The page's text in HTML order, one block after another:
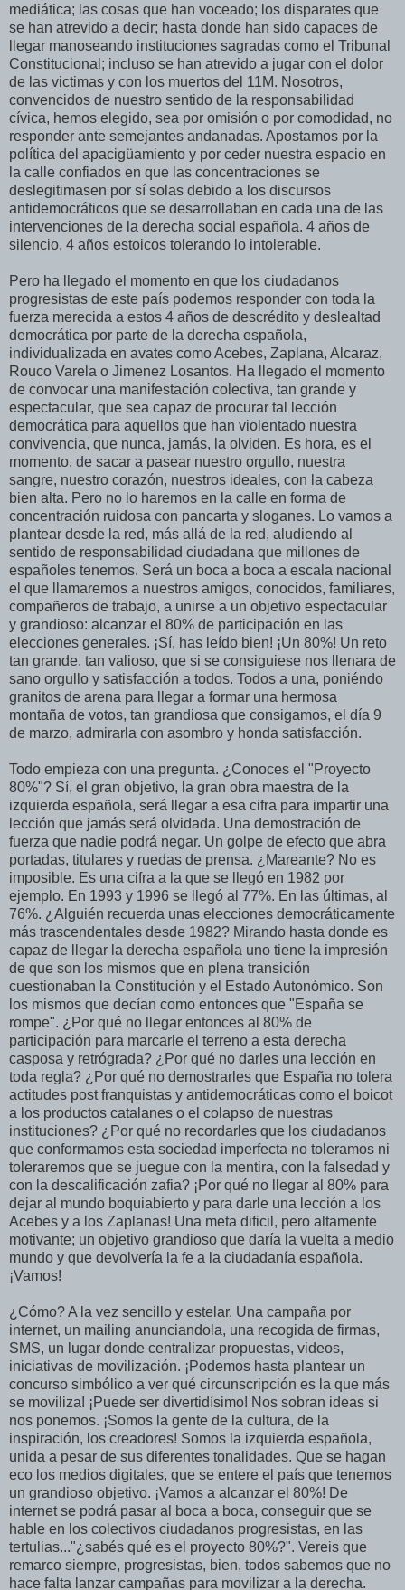
mediática; las cosas que han voceado; los disparates que
se han atrevido a decir; hasta donde han sido capaces de
llegar manoseando instituciones sagradas como el Tribunal
Constitucional; incluso se han atrevido a jugar con el dolor
de las victimas y con los muertos del 11M. Nosotros,
convencidos de nuestro sentido de la responsabilidad
cívica, hemos elegido, sea por omisión o por comodidad, no
responder ante semejantes andanadas. Apostamos por la
política del apacigüamiento y por ceder nuestra espacio en
la calle confiados en que las concentraciones se
deslegitimasen por sí solas debido a los discursos
antidemocráticos que se desarrollaban en cada una de las
intervenciones de la derecha social española. 4 años de
silencio, 4 años estoicos tolerando lo intolerable.
Pero ha llegado el momento en que los ciudadanos
progresistas de este país podemos responder con toda la
fuerza merecida a estos 4 años de descrédito y deslealtad
democrática por parte de la derecha española,
individualizada en avates como Acebes, Zaplana, Alcaraz,
Rouco Varela o Jimenez Losantos. Ha llegado el momento
de convocar una manifestación colectiva, tan grande y
espectacular, que sea capaz de procurar tal lección
democrática para aquellos que han violentado nuestra
convivencia, que nunca, jamás, la olviden. Es hora, es el
momento, de sacar a pasear nuestro orgullo, nuestra
sangre, nuestro corazón, nuestros ideales, con la cabeza
bien alta. Pero no lo haremos en la calle en forma de
concentración ruidosa con pancarta y sloganes. Lo vamos a
plantear desde la red, más allá de la red, aludiendo al
sentido de responsabilidad ciudadana que millones de
españoles tenemos. Será un boca a boca a escala nacional
el que llamaremos a nuestros amigos, conocidos, familiares,
compañeros de trabajo, a unirse a un objetivo espectacular
y grandioso: alcanzar el 80% de participación en las
elecciones generales. ¡Sí, has leído bien! ¡Un 80%! Un reto
tan grande, tan valioso, que si se consiguiese nos llenara de
sano orgullo y satisfacción a todos. Todos a una, poniéndo
granitos de arena para llegar a formar una hermosa
montaña de votos, tan grandiosa que consigamos, el día 9
de marzo, admirarla con asombro y honda satisfacción.
Todo empieza con una pregunta. ¿Conoces el "Proyecto
80%"? Sí, el gran objetivo, la gran obra maestra de la
izquierda española, será llegar a esa cifra para impartir una
lección que jamás será olvidada. Una demostración de
fuerza que nadie podrá negar. Un golpe de efecto que abra
portadas, titulares y ruedas de prensa. ¿Mareante? No es
imposible. Es una cifra a la que se llegó en 1982 por
ejemplo. En 1993 y 1996 se llegó al 77%. En las últimas, al
76%. ¿Alguién recuerda unas elecciones democráticamente
más trascendentales desde 1982? Mirando hasta donde es
capaz de llegar la derecha española uno tiene la impresión
de que son los mismos que en plena transición
cuestionaban la Constitución y el Estado Autonómico. Son
los mismos que decían como entonces que "España se
rompe". ¿Por qué no llegar entonces al 80% de
participación para marcarle el terreno a esta derecha
casposa y retrógrada? ¿Por qué no darles una lección en
toda regla? ¿Por qué no demostrarles que España no tolera
actitudes post franquistas y antidemocráticas como el boicot
a los productos catalanes o el colapso de nuestras
instituciones? ¿Por qué no recordarles que los ciudadanos
que conformamos esta sociedad imperfecta no toleramos ni
toleraremos que se juegue con la mentira, con la falsedad y
con la descalificación zafia? ¡Por qué no llegar al 80% para
dejar al mundo boquiabierto y para darle una lección a los
Acebes y a los Zaplanas! Una meta dificil, pero altamente
motivante; un objetivo grandioso que daría la vuelta a medio
mundo y que devolvería la fe a la ciudadanía española.
¡Vamos!
¿Cómo? A la vez sencillo y estelar. Una campaña por
internet, un mailing anunciandola, una recogida de firmas,
SMS, un lugar donde centralizar propuestas, videos,
iniciativas de movilización. ¡Podemos hasta plantear un
concurso simbólico a ver qué circunscripción es la que más
se moviliza! ¡Puede ser divertidísimo! Nos sobran ideas si
nos ponemos. ¡Somos la gente de la cultura, de la
inspiración, los creadores! Somos la izquierda española,
unida a pesar de sus diferentes tonalidades. Que se hagan
eco los medios digitales, que se entere el país que tenemos
un grandioso objetivo. ¡Vamos a alcanzar el 80%! De
internet se podrá pasar al boca a boca, conseguir que se
hable en los colectivos ciudadanos progresistas, en las
tertulias..."¿sabés qué es el proyecto 80%?". Vereis que
remarco siempre, progresistas, bien, todos sabemos que no
hace falta lanzar campañas para movilizar a la derecha.